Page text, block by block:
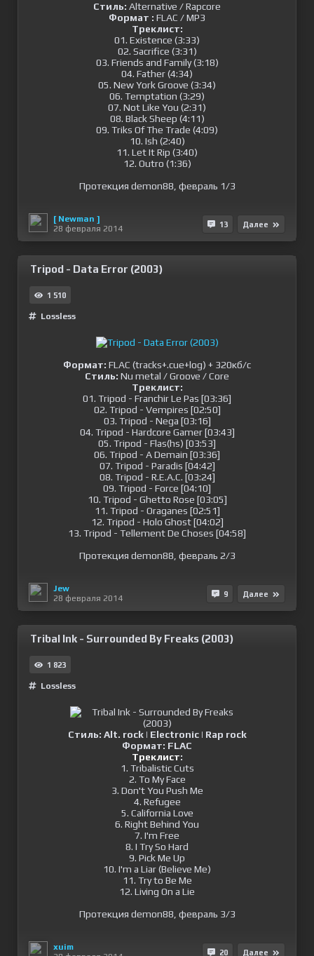
Стиль: Alternative / Rapcore
Формат : FLAC / MP3
Треклист:
01. Existence (3:33)
02. Sacrifice (3:31)
03. Friends and Family (3:18)
04. Father (4:34)
05. New York Groove (3:34)
06. Temptation (3:29)
07. Not Like You (2:31)
08. Black Sheep (4:11)
09. Triks Of The Trade (4:09)
10. Ish (2:40)
11. Let It Rip (3:40)
12. Outro (1:36)
Протекция demon88, февраль 1/3
[ Newman ]
28 февраля 2014
13 Далее
Tripod - Data Error (2003)
1 510
Lossless
Формат: FLAC (tracks+.cue+log) + 320кб/c
Стиль: Nu metal / Groove / Core
Треклист:
01. Tripod - Franchir Le Pas [03:36]
02. Tripod - Vempires [02:50]
03. Tripod - Nega [03:16]
04. Tripod - Hardcore Gamer [03:43]
05. Tripod - Flas(hs) [03:53]
06. Tripod - A Demain [03:36]
07. Tripod - Paradis [04:42]
08. Tripod - R.E.A.C. [03:24]
09. Tripod - Force [04:10]
10. Tripod - Ghetto Rose [03:05]
11. Tripod - Oraganes [02:51]
12. Tripod - Holo Ghost [04:02]
13. Tripod - Tellement De Choses [04:58]
Протекция demon88, февраль 2/3
Jew
28 февраля 2014
9 Далее
Tribal Ink - Surrounded By Freaks (2003)
1 823
Lossless
Cтиль: Alt. rock | Electronic | Rap rock
Формат: FLAC
Треклист:
1. Tribalistic Cuts
2. To My Face
3. Don't You Push Me
4. Refugee
5. California Love
6. Right Behind You
7. I'm Free
8. I Try So Hard
9. Pick Me Up
10. I'm a Liar (Believe Me)
11. Try to Be Me
12. Living On a Lie
Протекция demon88, февраль 3/3
xuim
20 Далее